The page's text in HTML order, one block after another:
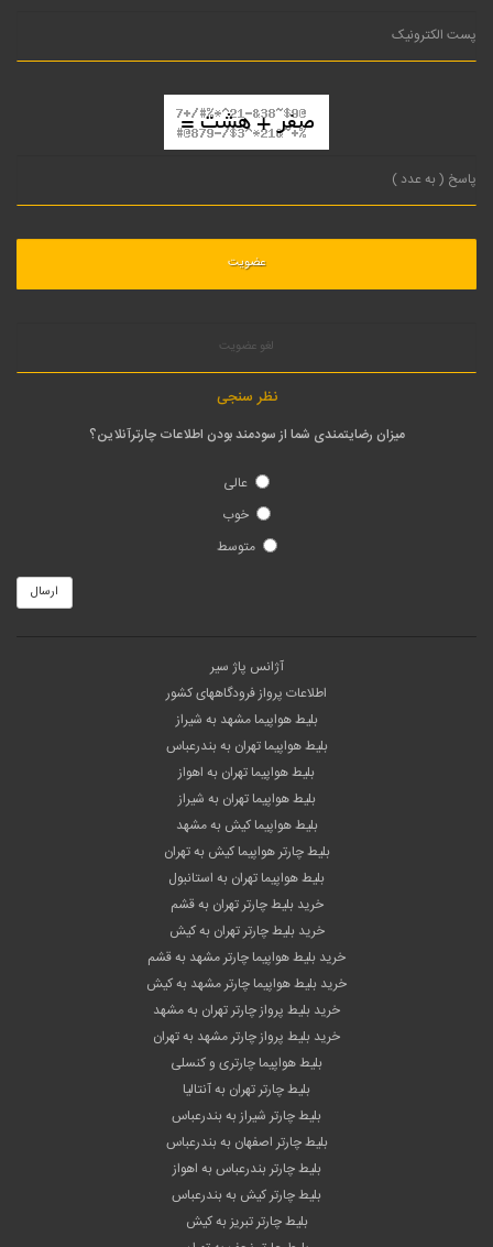
لغو عضویت
نظر سنجی
میزان رضایتمندی شما از سودمند بودن اطلاعات چارترآنلاین؟
عالی
خوب
متوسط
ارسال
آژانس پاژ سیر
اطلاعات پرواز فرودگاههای کشور
بلیط هواپیما مشهد به شیراز
بلیط هواپیما تهران به بندرعباس
بلیط هواپیما تهران به اهواز
بلیط هواپیما تهران به شیراز
بلیط هواپیما کیش به مشهد
بلیط چارتر هواپیما کیش به تهران
بلیط هواپیما تهران به استانبول
خرید بلیط چارتر تهران به قشم
خرید بلیط چارتر تهران به کیش
خرید بلیط هواپیما چارتر مشهد به قشم
خرید بلیط هواپیما چارتر مشهد به کیش
خرید بلیط پرواز چارتر تهران به مشهد
خرید بلیط پرواز چارتر مشهد به تهران
بلیط هواپیما چارتری و کنسلی
بلیط چارتر تهران به آنتالیا
بلیط چارتر شیراز به بندرعباس
بلیط چارتر اصفهان به بندرعباس
بلیط چارتر بندرعباس به اهواز
بلیط چارتر کیش به بندرعباس
بلیط چارتر تبریز به کیش